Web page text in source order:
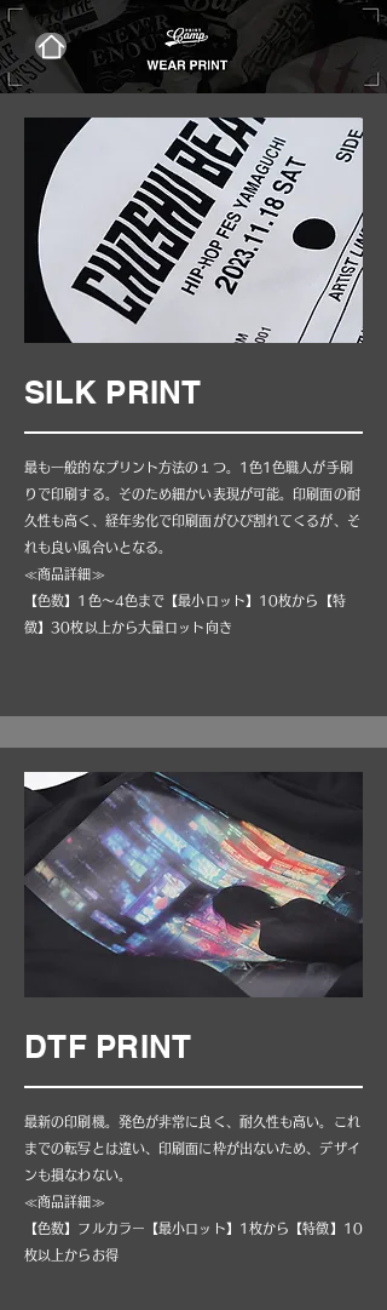
SILK PRINT
最も一般的なプリント方法の１つ。1色1色職人が手刷
りで印刷する。そのため細かい表現が可能。印刷面の耐
久性も高く、経年劣化で印刷面がひび割れてくるが、そ
れも良い風合いとなる。
≪商品詳細≫
【色数】1色～4色まで【最小ロット】10枚から【特
徴】30枚以上から大量ロット向き
DTF PRINT
最新の印刷機。発色が非常に良く、耐久性も高い。これ
までの転写とは違い、印刷面に枠が出ないため、デザイ
ンも損なわない。
≪商品詳細≫
【色数】フルカラー【最小ロット】1枚から【特徴】10
枚以上からお得